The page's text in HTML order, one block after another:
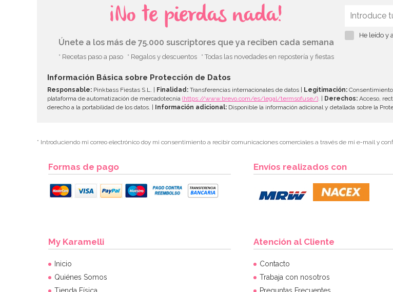
¡No te pierdas nada!
Únete a los más de 75.000 suscriptores que ya reciben cada semana
* Recetas paso a paso * Regalos y descuentos * Todas las novedades en repostería y fiestas
He leído y
Información Básica sobre Protección de Datos
Responsable: Pinkbass Fiestas S.L. | Finalidad: Transferencias internacionales de datos | Legitimación:
plataforma de automatización de mercadotecnia (https://www.brevo.com/es/legal/termsofuse/) . | Derechos: Acceso,
derecho a la portabilidad de los datos. | Información adicional: Disponible la información adicional y detallada sobre la
* Introduciendo mi correo electrónico doy mi consentimiento a recibir comunicaciones comerciales a través de mi e-mail y
Formas de pago Envíos realizados con
My Karamelli
Inicio
Quiénes Somos
Tienda Física
Atención al Cliente
Contacto
Trabaja con nosotros
Preguntas Frecuentes